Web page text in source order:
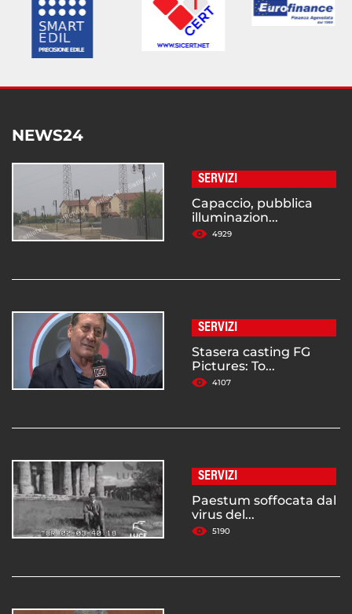
NEWS24
SERVIZI
Capaccio, pubblica
illuminazion...
4929
SERVIZI
Stasera casting FG
Pictures: To...
4107
SERVIZI
Paestum soffocata dal
virus del...
5190